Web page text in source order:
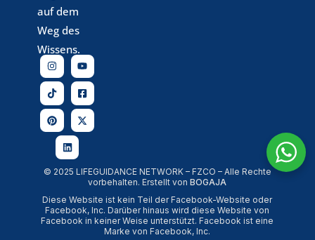
auf dem
Weg des
Wissens.
© 2025 LIFEGUIDANCE NETWORK – FZCO – Alle Rechte
vorbehalten. Erstellt vonBOGAJA
Diese Website ist kein Teil der Facebook-Website oder
Facebook, Inc. Darüber hinaus wird diese Website von
Facebook in keiner Weise unterstützt. Facebook ist eine
Marke von Facebook, Inc.